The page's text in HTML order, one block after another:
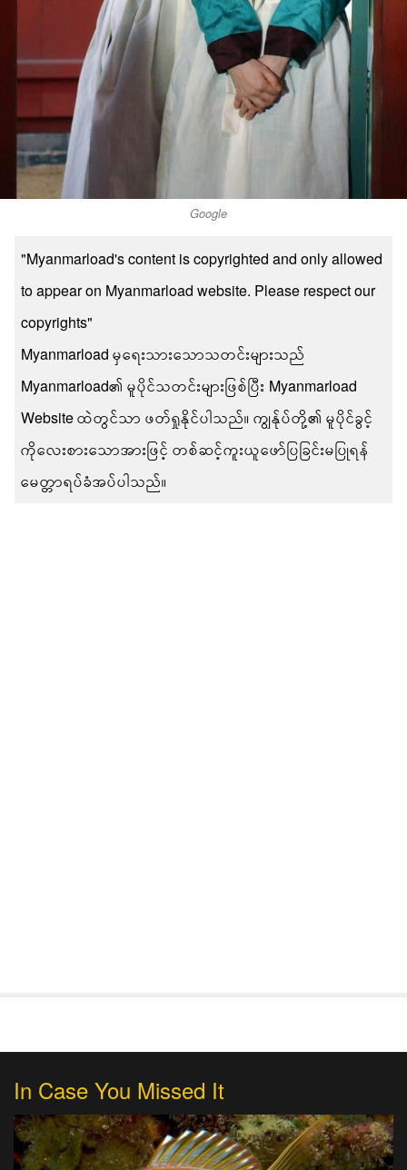
Google
"Myanmarload's content is copyrighted and only allowed
to appear on Myanmarload website. Please respect our
copyrights"
Myanmarload မှရေးသားသောသတင်းများသည်
Myanmarload၏ မူပိုင်သတင်းများဖြစ်ပြီး Myanmarload
Website ထဲတွင်သာ ဖတ်ရှုနိုင်ပါသည်။ ကျွန်ုပ်တို့၏ မူပိုင်ခွင့်
ကိုလေးစားသောအားဖြင့် တစ်ဆင့်ကူးယူဖော်ပြခြင်းမပြုရန်
မေတ္တာရပ်ခံအပ်ပါသည်။
In Case You Missed It